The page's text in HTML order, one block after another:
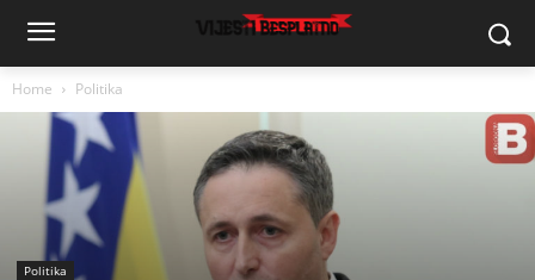
Home Politika
Politika